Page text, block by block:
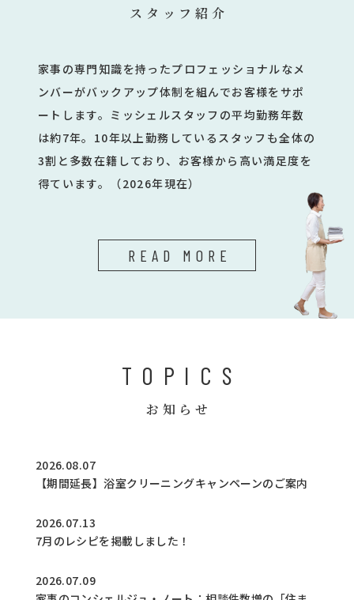
スタッフ紹介
家事の専門知識を持ったプロフェッショナルなメ
ンバーがバックアップ体制を組んでお客様をサポ
ートします。ミッシェルスタッフの平均勤務年数
は約7年。10年以上勤務しているスタッフも全体の
3割と多数在籍しており、お客様から高い満足度を
得ています。（2026年現在）
READ MORE
TOPICS
お知らせ
2026.08.07
【期間延長】浴室クリーニングキャンペーンのご案内
2026.07.13
7月のレシピを掲載しました！
2026.07.09